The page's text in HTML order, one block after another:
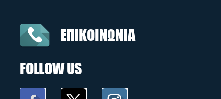
ΕΠΙΚΟΙΝΩΝΙΑ
FOLLOW US